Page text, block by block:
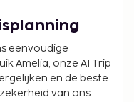
eenvoudige
Amelia, onze AI Trip
en de beste
van ons